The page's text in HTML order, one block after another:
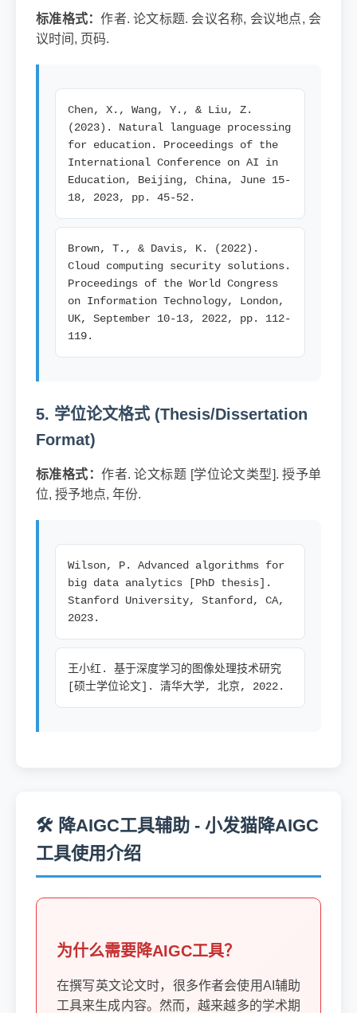
标准格式：作者. 论文标题. 会议名称, 会议地点, 会
议时间, 页码.
Chen, X., Wang, Y., & Liu, Z.
(2023). Natural language processing
for education. Proceedings of the
International Conference on AI in
Education, Beijing, China, June 15-
18, 2023, pp. 45-52.
Brown, T., & Davis, K. (2022).
Cloud computing security solutions.
Proceedings of the World Congress
on Information Technology, London,
UK, September 10-13, 2022, pp. 112-
119.
5. 学位论文格式 (Thesis/Dissertation
Format)
标准格式：作者. 论文标题 [学位论文类型]. 授予单
位, 授予地点, 年份.
Wilson, P. Advanced algorithms for
big data analytics [PhD thesis].
Stanford University, Stanford, CA,
2023.
王小红. 基于深度学习的图像处理技术研究
[硕士学位论文]. 清华大学, 北京, 2022.
🛠️ 降AIGC工具辅助 - 小发猫降AIGC
工具使用介绍
为什么需要降AIGC工具？
在撰写英文论文时，很多作者会使用AI辅助
工具来生成内容。然而，越来越多的学术期